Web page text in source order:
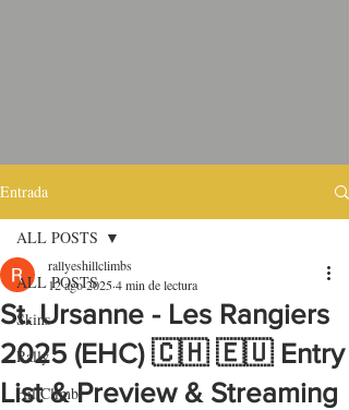
Entrada
ALL POSTS
Skins
Rally
HillClimb
ALL POSTS
St. Ursanne - Les Rangiers
2025 (EHC) 🇨🇭 🇪🇺 Entry
List & Preview & Streaming
rallyeshillclimbs
12 ago 20254 min de lectura